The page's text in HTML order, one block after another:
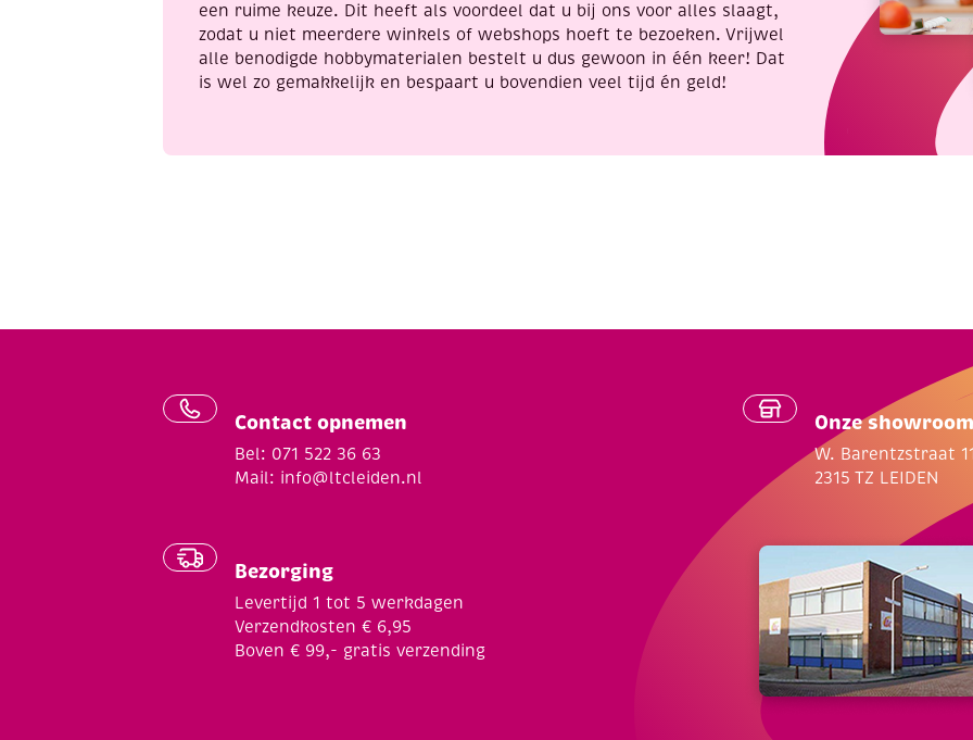
een ruime keuze. Dit heeft als voordeel dat u bij ons voor alles slaagt,
zodat u niet meerdere winkels of webshops hoeft te bezoeken. Vrijwel
alle benodigde hobbymaterialen bestelt u dus gewoon in één keer! Dat
is wel zo gemakkelijk en bespaart u bovendien veel tijd én geld!
Contact opnemen
Bel: 071 522 36 63
Mail: info@ltcleiden.nl
Bezorging
Levertijd 1 tot 5 werkdagen
Verzendkosten € 6,95
Boven € 99,- gratis verzending
Onze showroom
W. Barentzstraat
2315 TZ LEIDEN